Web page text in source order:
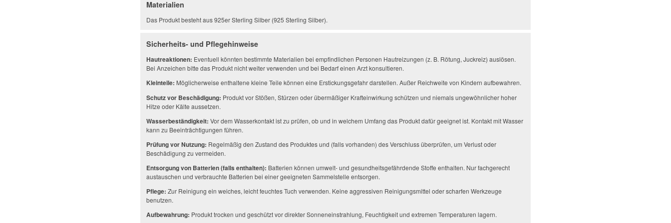
Materialien
Das Produkt besteht aus 925er Sterling Silber (925 Sterling Silber).
Sicherheits- und Pflegehinweise
Hautreaktionen: Eventuell könnten bestimmte Materialien bei empfindlichen Personen Hautreizungen (z. B. Rötung, Juckreiz) auslösen.
Bei Anzeichen bitte das Produkt nicht weiter verwenden und bei Bedarf einen Arzt konsultieren.
Kleinteile: Möglicherweise enthaltene kleine Teile können eine Erstickungsgefahr darstellen. Außer Reichweite von Kindern aufbewahren.
Schutz vor Beschädigung: Produkt vor Stößen, Stürzen oder übermäßiger Krafteinwirkung schützen und niemals ungewöhnlicher hoher
Hitze oder Kälte aussetzen.
Wasserbeständigkeit: Vor dem Wasserkontakt ist zu prüfen, ob und in welchem Umfang das Produkt dafür geeignet ist. Kontakt mit Wasser
kann zu Beeinträchtigungen führen.
Prüfung vor Nutzung: Regelmäßig den Zustand des Produktes und (falls vorhanden) des Verschluss überprüfen, um Verlust oder
Beschädigung zu vermeiden.
Entsorgung von Batterien (falls enthalten): Batterien können umwelt- und gesundheitsgefährdende Stoffe enthalten. Nur fachgerecht
austauschen und verbrauchte Batterien bei einer geeigneten Sammelstelle entsorgen.
Pflege: Zur Reinigung ein weiches, leicht feuchtes Tuch verwenden. Keine aggressiven Reinigungsmittel oder scharfen Werkzeuge
benutzen.
Aufbewahrung: Produkt trocken und geschützt vor direkter Sonneneinstrahlung, Feuchtigkeit und extremen Temperaturen lagern.